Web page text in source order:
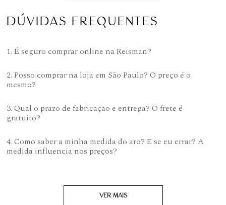
DÚVIDAS FREQUENTES
1. É seguro comprar online na Reisman?
2. Posso comprar na loja em São Paulo? O preço é o
mesmo?
3. Qual o prazo de fabricação e entrega? O frete é
gratuito?
4. Como saber a minha medida do aro? E se eu errar? A
medida influencia nos preços?
VER MAIS